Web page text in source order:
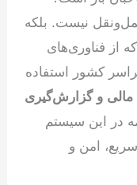
نیست. بلکه
از فناوری‌های
کشور استفاده
مالی و گزارش‌گیری
در این سیستم
امن و